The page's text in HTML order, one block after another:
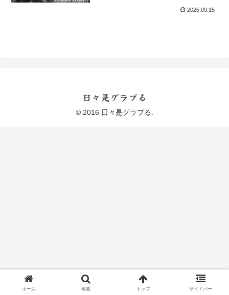
2025.09.15
日々是グラブる
© 2016 日々是グラブる.
ホーム 検索 トップ サイドバー